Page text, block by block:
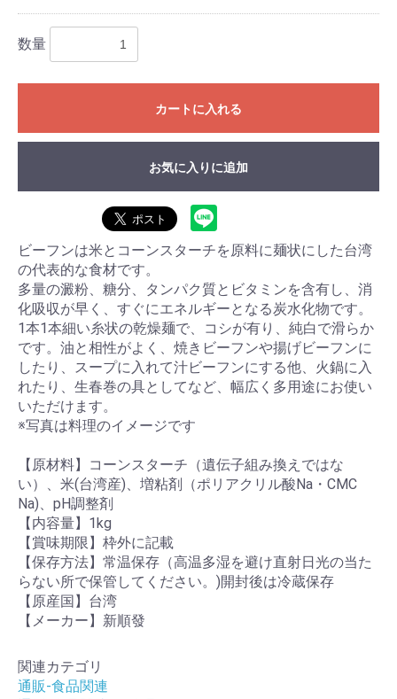
数量
カートに入れる
お買い物を続ける
お気に入りに追加
ビーフンは米とコーンスターチを原料に麺状にした台湾
の代表的な食材です。
多量の澱粉、糖分、タンパク質とビタミンを含有し、消
化吸収が早く、すぐにエネルギーとなる炭水化物です。
1本1本細い糸状の乾燥麺で、コシが有り、純白で滑らか
です。油と相性がよく、焼きビーフンや揚げビーフンに
したり、スープに入れて汁ビーフンにする他、火鍋に入
れたり、生春巻の具としてなど、幅広く多用途にお使い
いただけます。
※写真は料理のイメージです
【原材料】コーンスターチ（遺伝子組み換えではな
い）、米(台湾産)、増粘剤（ポリアクリル酸Na・CMC
Na)、pH調整剤
【内容量】1kg
【賞味期限】枠外に記載
【保存方法】常温保存（高温多湿を避け直射日光の当た
らない所で保管してください。)開封後は冷蔵保存
【原産国】台湾
【メーカー】新順發
関連カテゴリ
通販-食品関連